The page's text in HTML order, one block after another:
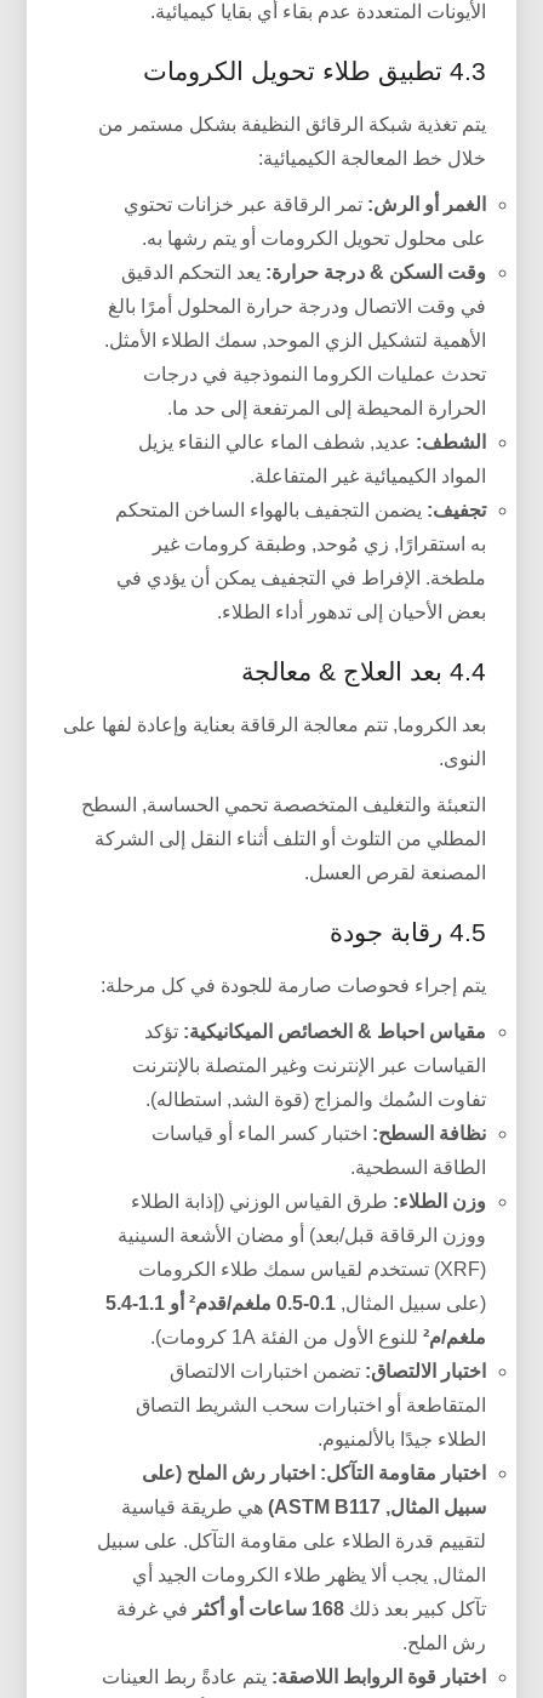
الأيونات المتعددة عدم بقاء أي بقايا كيميائية.
4.3 تطبيق طلاء تحويل الكرومات
يتم تغذية شبكة الرقائق النظيفة بشكل مستمر من
خلال خط المعالجة الكيميائية:
الغمر أو الرش: تمر الرقاقة عبر خزانات تحتوي
على محلول تحويل الكرومات أو يتم رشها به.
وقت السكن & درجة حرارة: يعد التحكم الدقيق
في وقت الاتصال ودرجة حرارة المحلول أمرًا بالغ
الأهمية لتشكيل الزي الموحد, سمك الطلاء الأمثل.
تحدث عمليات الكروما النموذجية في درجات
الحرارة المحيطة إلى المرتفعة إلى حد ما.
الشطف: عديد, شطف الماء عالي النقاء يزيل
المواد الكيميائية غير المتفاعلة.
تجفيف: يضمن التجفيف بالهواء الساخن المتحكم
به استقرارًا, زي مُوحد, وطبقة كرومات غير
ملطخة. الإفراط في التجفيف يمكن أن يؤدي في
بعض الأحيان إلى تدهور أداء الطلاء.
4.4 بعد العلاج & معالجة
بعد الكروما, تتم معالجة الرقاقة بعناية وإعادة لفها على
النوى.
التعبئة والتغليف المتخصصة تحمي الحساسة, السطح
المطلي من التلوث أو التلف أثناء النقل إلى الشركة
المصنعة لقرص العسل.
4.5 رقابة جودة
يتم إجراء فحوصات صارمة للجودة في كل مرحلة:
مقياس احباط & الخصائص الميكانيكية: تؤكد
القياسات عبر الإنترنت وغير المتصلة بالإنترنت
تفاوت السُمك والمزاج (قوة الشد, استطاله).
نظافة السطح: اختبار كسر الماء أو قياسات
الطاقة السطحية.
وزن الطلاء: طرق القياس الوزني (إذابة الطلاء
ووزن الرقاقة قبل/بعد) أو مضان الأشعة السينية
(XRF) تستخدم لقياس سمك طلاء الكرومات
(على سبيل المثال,
0.1-0.5 ملغم/قدم² أو 1.1-5.4
ملغم/م² للنوع الأول من الفئة 1A كرومات).
اختبار الالتصاق: تضمن اختبارات الالتصاق
المتقاطعة أو اختبارات سحب الشريط التصاق
الطلاء جيدًا بالألمنيوم.
اختبار مقاومة التآكل: اختبار رش الملح (على
سبيل المثال, ASTM B117)
هي طريقة قياسية
لتقييم قدرة الطلاء على مقاومة التآكل. على سبيل
المثال, يجب ألا يظهر طلاء الكرومات الجيد أي
تآكل كبير بعد ذلك168 ساعات أو أكثر
في غرفة
رش الملح.
اختبار قوة الروابط اللاصقة: يتم عادةً ربط العينات